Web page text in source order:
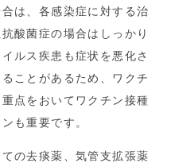
は、各感染症に対する治
酸菌症の場合はしっかり
ルス疾患も症状を悪化さ
ことがあるため、ワクチ
点をおいてワクチン接種
も重要です。
の去痰薬、気管支拡張薬